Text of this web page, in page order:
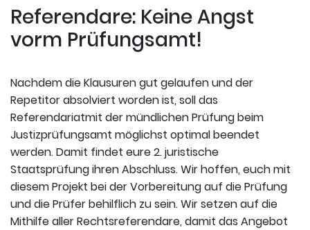
uneserer Datenbank finden. Hier
registrieren und das Protokoll
abrufen.
Referendare: Keine Angst
vorm Prüfungsamt!
Nachdem die Klausuren gut gelaufen und der
Repetitor absolviert worden ist, soll das
Referendariatmit der mündlichen Prüfung beim
Justizprüfungsamt möglichst optimal beendet
werden. Damit findet eure 2. juristische
Staatsprüfung ihren Abschluss. Wir hoffen, euch mit
diesem Projekt bei der Vorbereitung auf die Prüfung
und die Prüfer behilflich zu sein. Wir setzen auf die
Mithilfe aller Rechtsreferendare, damit das Angebot